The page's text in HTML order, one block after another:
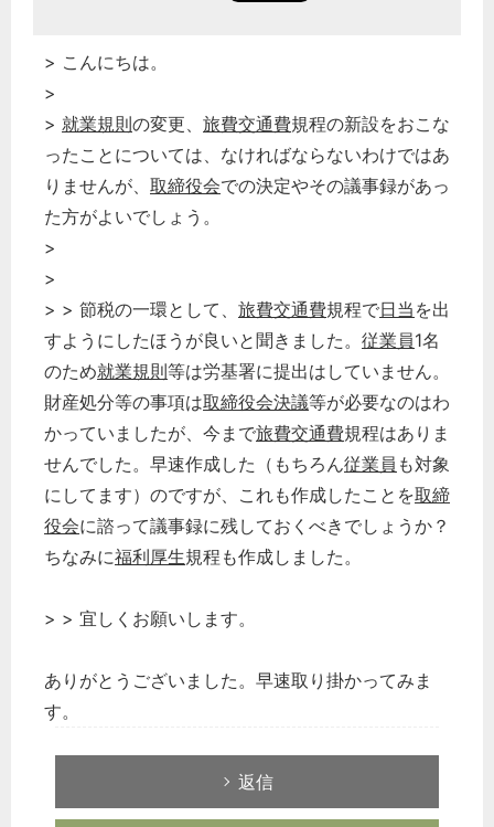
> こんにちは。
>
> 就業規則の変更、 旅費交通費規程の新設をおこな
ったことについては、なければならないわけではあ
りませんが、 取締役会での決定やその議事録があっ
た方がよいでしょう。
>
>
> > 節税の一環として、 旅費交通費規程で日当 を出
すようにしたほうが良いと聞きました。 従業員1名
のため就業規則等は労基署に提出はしていません。
財産処分等の事項は取締役会決議等が必要なのはわ
かっていましたが、今まで旅費交通費規程はありま
せんでした。早速作成した（もちろん従業員 も対象
にしてます）のですが、これも作成したことを取締
役会に諮って議事録に残しておくべきでしょうか？
ちなみに福利厚生規程も作成しました。
> > 宜しくお願いします。
ありがとうございました。早速取り掛かってみま
す。
返信